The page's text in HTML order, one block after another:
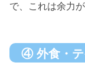
で、これは余力
④ 外食・テ